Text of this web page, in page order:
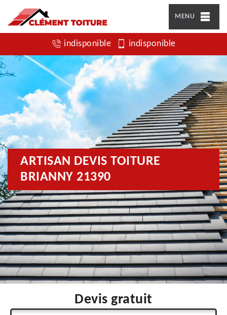
MENU
indisponible indisponible
ARTISAN DEVIS TOITURE
BRIANNY 21390
Devis gratuit